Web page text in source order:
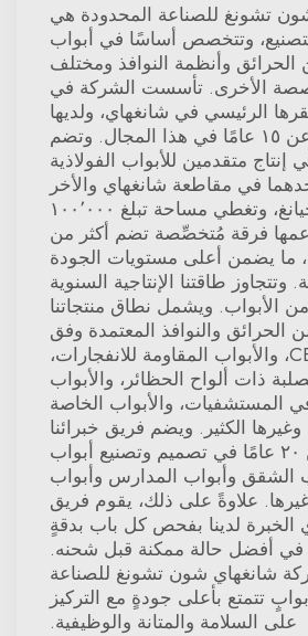
تشونغ للصناعة المحدودة هي
وتتخصص أساسًا في أبواب
الحرائق وأنظمة النوافذ ومختلف
الأخرى. تأسست الشركة في
ومقرها الرئيسي في شانغهاي، ولديها
خبرة تزيد عن ١٥ عامًا في هذا المجال. وتضم
متقدمين للأبواب الفولاذية
في مقاطعة شانغهاي والأخر
في مقاطعة تشجيانغ، وتغطي مساحة تبلغ ١٠٠٬٠٠٠
فرقة مُتخصِّصة تضم أكثر من
ما يضمن أعلى مستويات الجودة
طاقتنا الإنتاجية السنوية
الأبواب. ويشمل نطاق منتجاتنا
الحرائق والنوافذ المعتمدة وفق
معايير UL وCE، والأبواب المقاومة للانفجارات،
ذات ألواح الحظائر، والأبواب
المستشفيات، والأبواب الخاصة
الكثير. ويضم فريق خبرائنا
خبرة تزيد عن ٢٠ عامًا في تصميم وتصنيع أبواب
الشقق وأبواب المدارس وأبواب
علاوةً على ذلك، يقوم فريق
الخبرة لدينا بفحص كل باب بدقةٍ
في أفضل حالة ممكنة قبل شحنه.
شانغهاي شون تشونغ للصناعة
تتمتع بأعلى جودةٍ مع التركيز
على السلامة والمتانة والوظيفية.